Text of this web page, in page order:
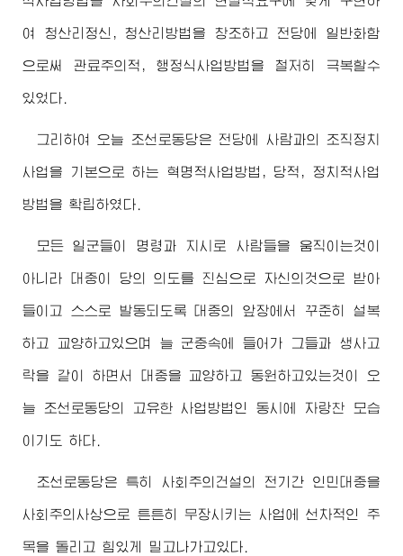
여 청산리정신, 청산리방법을 창조하고 전당에 일반화함
으로써 관료주의적, 행정식사업방법을 철저히 극복할수
있었다.
그리하여 오늘 조선로동당은 전당에 사람과의 조직정치
사업을 기본으로 하는 혁명적사업방법, 당적, 정치적사업
방법을 확립하였다.
모든 일군들이 명령과 지시로 사람들을 움직이는것이
아니라 대중이 당의 의도를 진심으로 자신의것으로 받아
들이고 스스로 발동되도록 대중의 앞장에서 꾸준히 설복
하고 교양하고있으며 늘 군중속에 들어가 그들과 생사고
락을 같이 하면서 대중을 교양하고 동원하고있는것이 오
늘 조선로동당의 고유한 사업방법인 동시에 자랑찬 모습
이기도 하다.
조선로동당은 특히 사회주의건설의 전기간 인민대중을
사회주의사상으로 튼튼히 무장시키는 사업에 선차적인 주
목을 돌리고 힘있게 밀고나가고있다.